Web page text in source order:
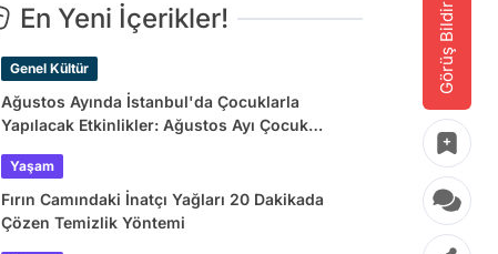
Görüş Bildir
En Yeni İçerikler!
Genel Kültür
Ağustos Ayında İstanbul'da Çocuklarla
Yapılacak Etkinlikler: Ağustos Ayı Çocuk
Yaşam
Fırın Camındaki İnatçı Yağları 20 Dakikada
Çözen Temizlik Yöntemi